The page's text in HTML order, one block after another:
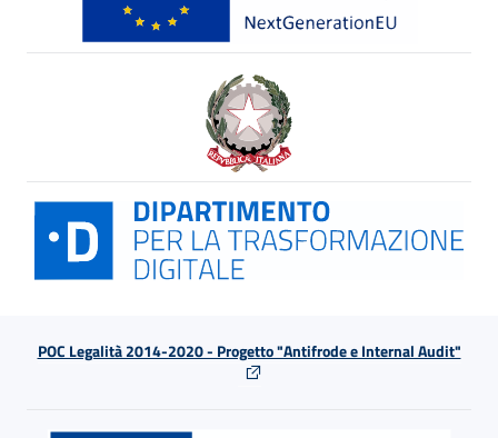
POC Legalità 2014-2020 - Progetto "Antifrode e Internal Audit"